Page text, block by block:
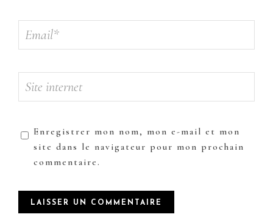
Enregistrer mon nom, mon e-mail et mon
site dans le navigateur pour mon prochain
commentaire.